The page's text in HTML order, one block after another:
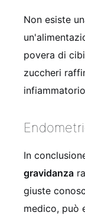
Non esiste
povera di
zuccheri
In
gravidanza
giuste
medico, può